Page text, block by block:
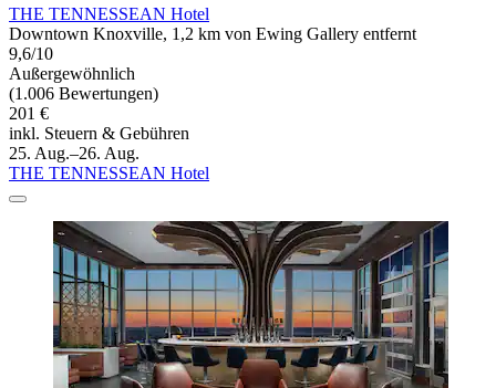
THE TENNESSEAN Hotel
Downtown Knoxville, 1,2 km von Ewing Gallery entfernt
9,6/10
Außergewöhnlich
(1.006 Bewertungen)
201 €
inkl. Steuern & Gebühren
25. Aug.–26. Aug.
THE TENNESSEAN Hotel